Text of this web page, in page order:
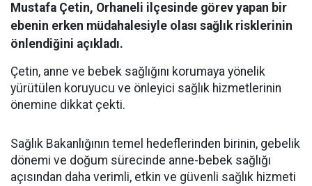
Mustafa Çetin, Orhaneli ilçesinde görev yapan bir
ebenin erken müdahalesiyle olası sağlık risklerinin
önlendiğini açıkladı.
Çetin, anne ve bebek sağlığını korumaya yönelik
yürütülen koruyucu ve önleyici sağlık hizmetlerinin
önemine dikkat çekti.
Sağlık Bakanlığının temel hedeflerinden birinin, gebelik
dönemi ve doğum sürecinde anne-bebek sağlığı
açısından daha verimli, etkin ve güvenli sağlık hizmeti